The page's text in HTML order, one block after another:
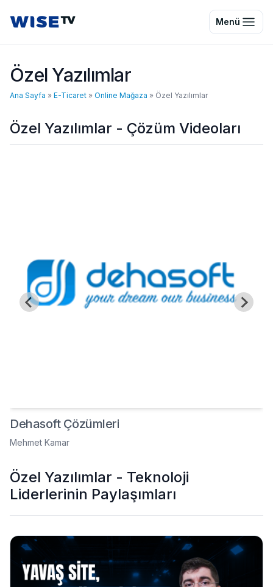
Wise TV Menü
Özel Yazılımlar
Ana Sayfa » E-Ticaret » Online Mağaza » Özel Yazılımlar
Özel Yazılımlar - Çözüm Videoları
Dehasoft Çözümleri
Mehmet Kamar
Özel Yazılımlar - Teknoloji
Liderlerinin Paylaşımları